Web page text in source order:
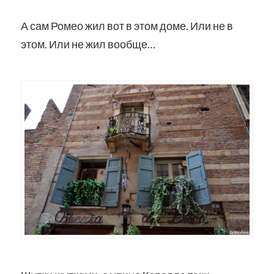
А сам Ромео жил вот в этом доме. Или не в
этом. Или не жил вообще…